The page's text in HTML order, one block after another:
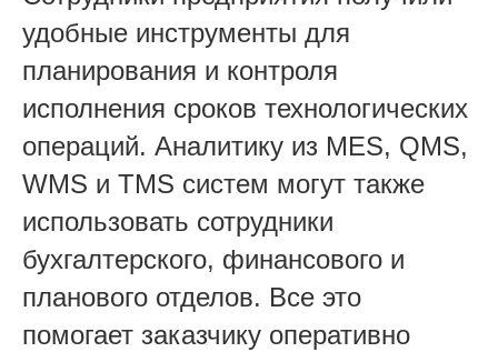
удобные инструменты для
планирования и контроля
исполнения сроков технологических
операций. Аналитику из MES, QMS,
WMS и TMS систем могут также
использовать сотрудники
бухгалтерского, финансового и
планового отделов. Все это
помогает заказчику оперативно